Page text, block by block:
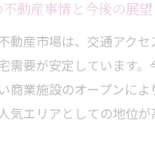
動産事情と今後の展望
動産市場は、交通アク
需要が安定しています。
商業施設のオープンによ
気エリアとしての地位